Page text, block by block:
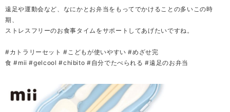
遠足や運動会など、なにかとお弁当をもってでかけることの多いこの時
期、
ストレスフリーのお食事タイムをサポートしてあげたいですね。
#カトラリーセット #こどもが使いやすい #めざせ完
食 #mii #gelcool #chibito #自分でたべられる #遠足のお弁当